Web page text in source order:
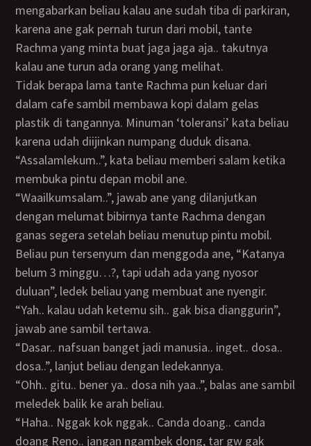
mengabarkan beliau kalau ane sudah tiba di parkiran,
karena ane gak pernah turun dari mobil, tante
Rachma yang minta buat jaga jaga aja.. takutnya
kalau ane turun ada orang yang melihat.
Tidak berapa lama tante Rachma pun keluar dari
dalam cafe sambil membawa kopi dalam gelas
plastik di tangannya. Minuman ‘toleransi’ kata beliau
karena udah diijinkan numpang duduk disana.
“Assalamlekum..”, kata beliau memberi salam ketika
membuka pintu depan mobil ane.
“Waailkumsalam..”, jawab ane yang dilanjutkan
dengan melumat bibirnya tante Rachma dengan
ganas segera setelah beliau menutup pintu mobil.
Beliau pun tersenyum dan menggoda ane, “Katanya
belum 3 minggu…?, tapi udah ada yang nyosor
duluan”, ledek beliau yang membuat ane nyengir.
“Yah.. kalau udah ketemu sih.. gak bisa dianggurin”,
jawab ane sambil tertawa.
“Dasar.. nafsuan banget jadi manusia.. inget.. dosa..
dosa..”, lanjut beliau dengan ledekannya.
“Ohh.. gitu.. bener ya.. dosa nih yaa..”, balas ane sambil
meledek balik ke arah beliau.
“Haha.. Nggak kok nggak.. Canda doang.. canda
doang Reno.. jangan ngambek dong, tar gw gak